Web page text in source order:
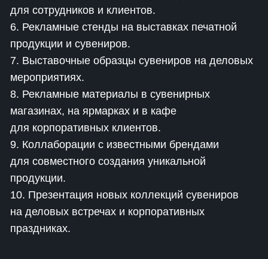
для сотрудников и клиентов.
6. Рекламные стенды на выставках печатной
продукции и сувениров.
7. Выставочные образцы сувениров на деловых
мероприятиях.
8. Рекламные материалы в сувенирных
магазинах, на ярмарках и в кафе
для корпоративных клиентов.
9. Коллаборации с известными брендами
для совместного создания уникальной
продукции.
10. Презентация новых коллекций сувениров
на деловых встречах и корпоративных
праздниках.